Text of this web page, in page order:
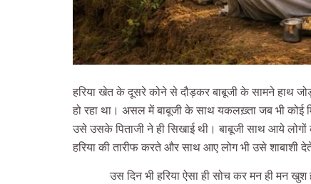
हरिया खेत के दूसरे कोने से दौड़कर बाबूजी के सामने हाथ
हो रहा था। असल में बाबूजी के साथ यकलख़्ता जब भी कोई
उसे उसके पिताजी ने ही सिखाई थी। बाबूजी साथ आये
हरिया की तारीफ करते और साथ आए लोग भी उसे शाबाशी
उस दिन भी हरिया ऐसा ही सोच कर मन ही मन